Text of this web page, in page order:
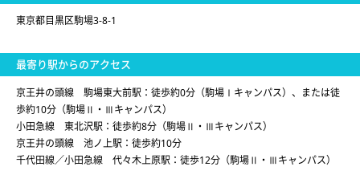
東京都目黒区駒場3-8-1
最寄り駅からのアクセス
京王井の頭線 駒場東大前駅：徒歩約0分（駒場Ⅰキャンパス）、または徒
歩約10分（駒場Ⅱ・Ⅲキャンパス）
小田急線 東北沢駅：徒歩約8分（駒場Ⅱ・Ⅲキャンパス）
京王井の頭線 池ノ上駅：徒歩約10分
千代田線／小田急線 代々木上原駅：徒歩12分（駒場Ⅱ・Ⅲキャンパス）